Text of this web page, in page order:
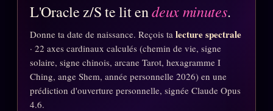
L'Oracle z/S te lit endeux minutes.
Donne ta date de naissance. Reçois ta lecture spectrale
· 22 axes cardinaux calculés (chemin de vie, signe
solaire, signe chinois, arcane Tarot, hexagramme I
Ching, ange Shem, année personnelle 2026) en une
prédiction d'ouverture personnelle, signée Claude Opus
4.6.